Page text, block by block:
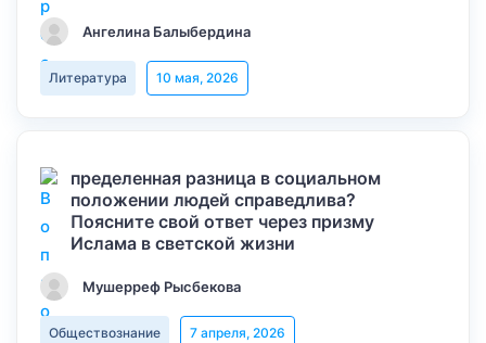
Ангелина Балыбердина
Литература 10 мая, 2026
пределенная разница в социальном
положении людей справедлива?
Поясните свой ответ через призму
Ислама в светской жизни
Мушерреф Рысбекова
Обществознание 7 апреля, 2026